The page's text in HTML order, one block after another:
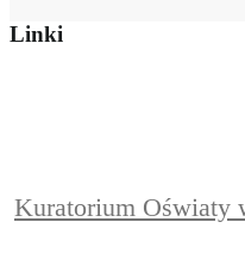
Linki
Kuratorium Oświaty